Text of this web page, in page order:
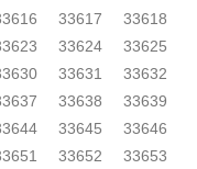
33617
33618
33624
33625
33631
33632
33638
33639
33645
33646
33652
33653